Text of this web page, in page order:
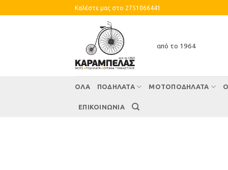
to
Καλέστε μας στο 2751066441
από το 1964
ΌΛΑ ΠΟΔΗΛΑΤΑ ΜΟΤΟΠΟΔΗΛΑΤΑ
ΕΠΙΚΟΙΝΩΝΙΑ